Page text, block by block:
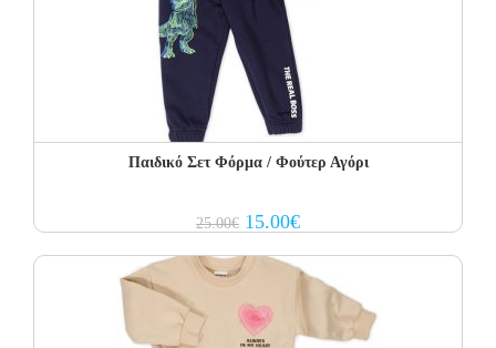
Παιδικό Σετ Φόρμα / Φούτερ Αγόρι
25.00€ Original
price
25.00€.
15.00€Current
price
15.00€.